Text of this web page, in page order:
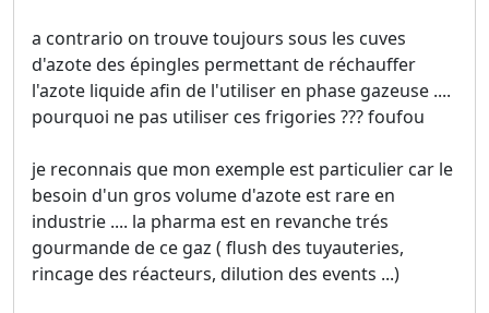
a contrario on trouve toujours sous les cuves
d'azote des épingles permettant de réchauffer
l'azote liquide afin de l'utiliser en phase gazeuse ....
pourquoi ne pas utiliser ces frigories ??? foufou
je reconnais que mon exemple est particulier car le
besoin d'un gros volume d'azote est rare en
industrie .... la pharma est en revanche trés
gourmande de ce gaz ( flush des tuyauteries,
rincage des réacteurs, dilution des events ...)